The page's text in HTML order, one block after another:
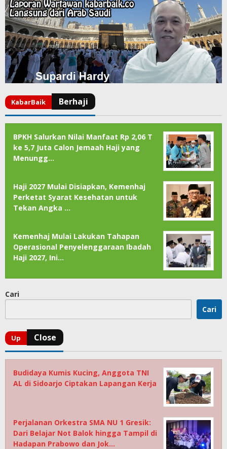
BPKH Salurkan Nilai Manfaat Rp 2,06 T
ke 5,7 Juta Calon Jemaah Haji yang
Menungg…
Haji 2027 Mulai Disiapkan, Kemenhaj
Perketat Syarat Kesehatan untuk
Tekan Angka …
Kemenhaj Mulai Lakukan Tahapan
Operasional Penyelenggaraan Ibadah
Haji 2027, Ini…
Cari
Cari
Budidaya Kumis Kucing, Anggota TNI
AL di Sidoarjo Ciptakan Lapangan Kerja
Perjalanan Orkestra SMA NU 1 Gresik:
Dari Belajar Not Balok hingga Tampil di
Hadapan Prabowo dan Jok…